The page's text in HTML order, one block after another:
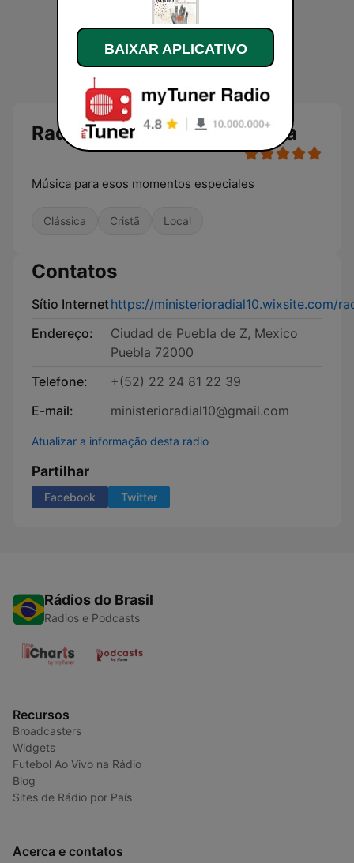
Radio Instrumental Cristiana
Música para esos momentos especiales
Clássica Cristã Local
Contatos
Sítio Internethttps://ministerioradial10.wixsite.com/
Endereço:
Ciudad de Puebla de Z, Mexico
Puebla 72000
Telefone:
+(52) 22 24 81 22 39
E-mail:
ministerioradial10@gmail.com
Atualizar a informação desta rádio
Partilhar
Facebook Twitter
Rádios do Brasil
Radios e Podcasts
Recursos
Broadcasters
Widgets
Futebol Ao Vivo na Rádio
Blog
Sites de Rádio por País
Acerca e contatos
BAIXAR APLICATIVO